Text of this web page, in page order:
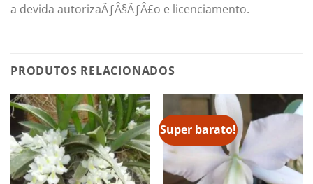
a devida autorizaÃƒÂ§ÃƒÂ£o e licenciamento.
PRODUTOS RELACIONADOS
Super barato!